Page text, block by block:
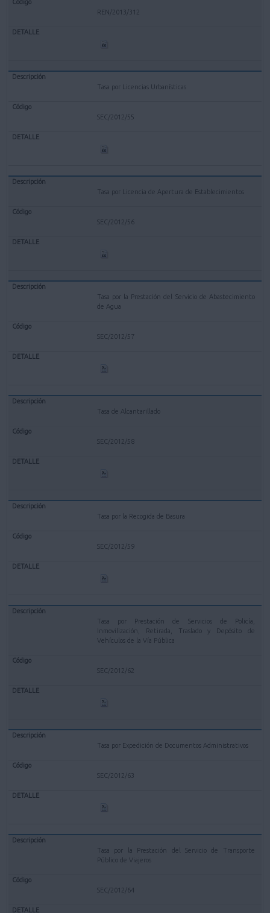
REN/2013/312
Tasa por Licencias Urbanísticas
SEC/2012/55
Tasa por Licencia de Apertura de Establecimientos
SEC/2012/56
Tasa por la Prestación del Servicio de Abastecimiento
de Agua
SEC/2012/57
Tasa de Alcantarillado
SEC/2012/58
Tasa por la Recogida de Basura
SEC/2012/59
Tasa por Prestación de Servicios de Policía,
Inmovilización, Retirada, Traslado y Depósito de
Vehículos de la Vía Pública
SEC/2012/62
Tasa por Expedición de Documentos Administrativos
SEC/2012/63
Tasa por la Prestación del Servicio de Transporte
Público de Viajeros
SEC/2012/64